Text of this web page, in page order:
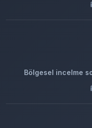
Bölgesel incelme